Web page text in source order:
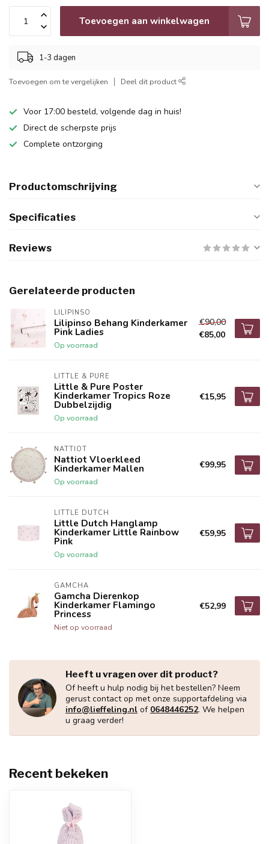
Toevoegen aan winkelwagen
1-3 dagen
Toevoegen om te vergelijken Deel dit product
Voor 17:00 besteld, volgende dag in huis!
Direct de scherpste prijs
Complete ontzorging
Productomschrijving
Specificaties
Reviews
Gerelateerde producten
LILIPINSO
Lilipinso Behang Kinderkamer
Pink Ladies
Op voorraad
€90,00
€85,00
LITTLE & PURE
Little & Pure Poster
Kinderkamer Tropics Roze
Dubbelzijdig
Op voorraad
€15,95
NATTIOT
Nattiot Vloerkleed
Kinderkamer Mallen
Op voorraad
€99,95
LITTLE DUTCH
Little Dutch Hanglamp
Kinderkamer Little Rainbow
Pink
Op voorraad
€59,95
GAMCHA
Gamcha Dierenkop
Kinderkamer Flamingo
Princess
Niet op voorraad
€52,99
Heeft u vragen over dit product?
Of heeft u hulp nodig bij het bestellen? Neem
gerust contact op met onze supportafdeling via
info@lieffeling.nl of 0648446252. We helpen
u graag verder!
Recent bekeken